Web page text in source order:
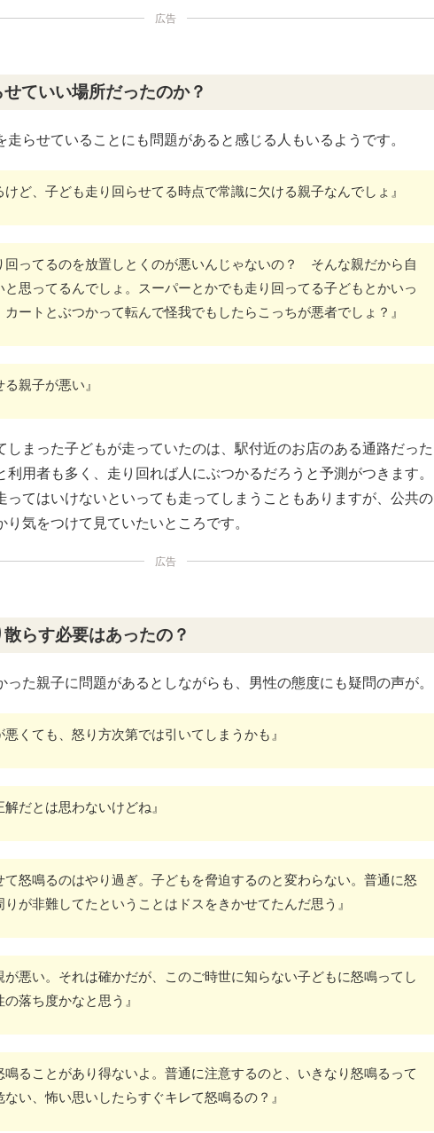
広告
ていい場所だったのか？
走らせていることにも問題があると感じる人もいるようです。
けど、子ども走り回らせてる時点で常識に欠ける親子なんでしょ』
回ってるのを放置しとくのが悪いんじゃないの？ そんな親だから自
と思ってるんでしょ。スーパーとかでも走り回ってる子どもとかいっ
カートとぶつかって転んで怪我でもしたらこっちが悪者でしょ？』
る親子が悪い』
しまった子どもが走っていたのは、駅付近のお店のある通路だった
利用者も多く、走り回れば人にぶつかるだろうと予測がつきます。
ってはいけないといっても走ってしまうこともありますが、公共の
り気をつけて見ていたいところです。
広告
らす必要はあったの？
った親子に問題があるとしながらも、男性の態度にも疑問の声が。
悪くても、怒り方次第では引いてしまうかも』
解だとは思わないけどね』
て怒鳴るのはやり過ぎ。子どもを脅迫するのと変わらない。普通に怒
りが非難してたということはドスをきかせてたんだ思う』
が悪い。それは確かだが、このご時世に知らない子どもに怒鳴ってし
落ち度かなと思う』
鳴ることがあり得ないよ。普通に注意するのと、いきなり怒鳴るって
い、怖い思いしたらすぐキレて怒鳴るの？』